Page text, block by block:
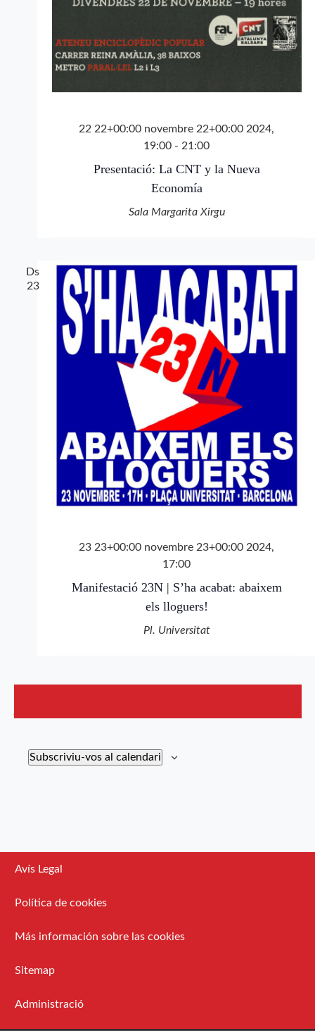
22 22+00:00 novembre 22+00:00 2024,
19:00 - 21:00
Presentació: La CNT y la Nueva
Economía
Sala Margarita Xirgu
Ds
23
23 23+00:00 novembre 23+00:00 2024,
17:00
Manifestació 23N | S’ha acabat: abaixem
els lloguers!
Pl. Universitat
Subscriviu-vos al calendari
Avís Legal
Política de cookies
Más información sobre las cookies
Sitemap
Administració